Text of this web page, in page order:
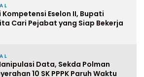
Kompetensi Eselon II, Bupati
Cari Pejabat yang Siap Bekerja
Data, Sekda Polman
10 SK PPPK Paruh Waktu